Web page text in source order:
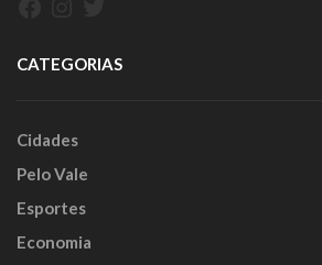
CATEGORIAS
Cidades
Pelo Vale
Esportes
Economia